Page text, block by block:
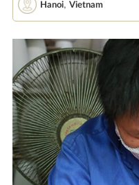
Hanoi, Vietnam